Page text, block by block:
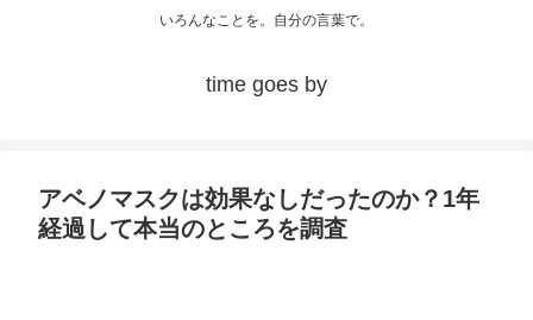
いろんなことを。自分の言葉で。
time goes by
アベノマスクは効果なしだったのか？1年
経過して本当のところを調査